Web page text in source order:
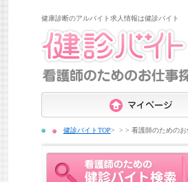
健康診断のアルバイト求人情報は健診バイト
健診バイトTOP > 看護師のための